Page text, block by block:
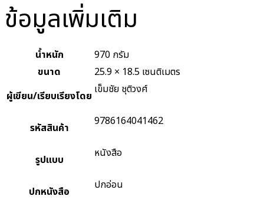
ข้อมูลเพิ่มเติม
น้ำหนัก
970 กรัม
ขนาด
25.9 × 18.5 เซนติเมตร
ผู้เขียน/เรียบเรียงโดย เข็มชัย ชุติวงศ์
รหัสสินค้า 9786164041462
รูปแบบ หนังสือ
ปกหนังสือ ปกอ่อน